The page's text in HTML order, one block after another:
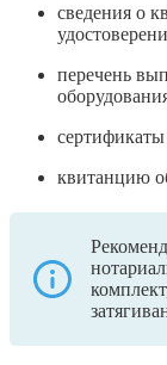
сведения о
перечень
квитанцию